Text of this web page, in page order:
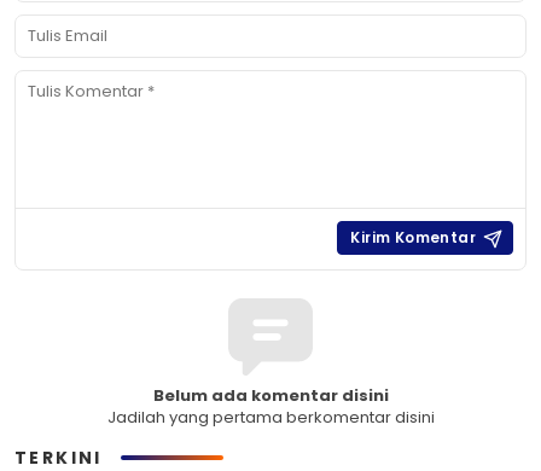
Belum ada komentar disini
Jadilah yang pertama berkomentar disini
TERKINI